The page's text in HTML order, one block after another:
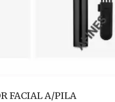
FACIAL A/PILA